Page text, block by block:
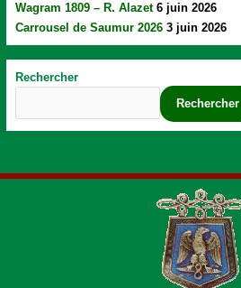
Wagram 1809 – R. Alazet 6 juin 2026
Carrousel de Saumur 2026 3 juin 2026
Rechercher
Rechercher